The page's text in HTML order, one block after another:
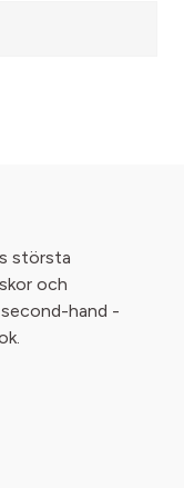
största
och
hand -